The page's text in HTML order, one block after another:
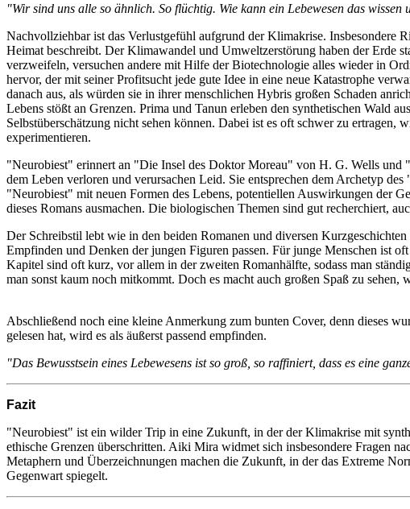
"Wir sind uns alle so ähnlich. So flüchtig. Wie kann ein Lebewesen das
Nachvollziehbar ist das Verlustgefühl aufgrund der Klimakrise. Insbesondere
Heimat beschreibt. Der Klimawandel und Umweltzerstörung haben der Erde
verzweifeln, versuchen andere mit Hilfe der Biotechnologie alles wieder in
hervor, der mit seiner Profitsucht jede gute Idee in eine neue Katastrophe
danach aus, als würden sie in ihrer menschlichen Hybris großen Schaden
Lebens stößt an Grenzen. Prima und Tanun erleben den synthetischen Wald
Selbstüberschätzung nicht sehen können. Dabei ist es oft schwer zu
experimentieren.
"Neurobiest" erinnert an "Die Insel des Doktor Moreau" von H. G. Wells
dem Leben verloren und verursachen Leid. Sie entsprechen dem Archetyp
"Neurobiest" mit neuen Formen des Lebens, potentiellen Auswirkungen der
dieses Romans ausmachen. Die biologischen Themen sind gut recherchiert,
Der Schreibstil lebt wie in den beiden Romanen und diversen
Empfinden und Denken der jungen Figuren passen. Für junge Menschen ist
Kapitel sind oft kurz, vor allem in der zweiten Romanhälfte, sodass man
man sonst kaum noch mitkommt. Doch es macht auch großen Spaß zu
Abschließend noch eine kleine Anmerkung zum bunten Cover, denn dieses
gelesen hat, wird es als äußerst passend empfinden.
"Das Bewusstsein eines Lebewesens ist so groß, so raffiniert, dass es eine
Fazit
"Neurobiest" ist ein wilder Trip in eine Zukunft, in der der Klimakrise mit
ethische Grenzen überschritten. Aiki Mira widmet sich insbesondere Fragen
Metaphern und Überzeichnungen machen die Zukunft, in der das Extreme
Gegenwart spiegelt.